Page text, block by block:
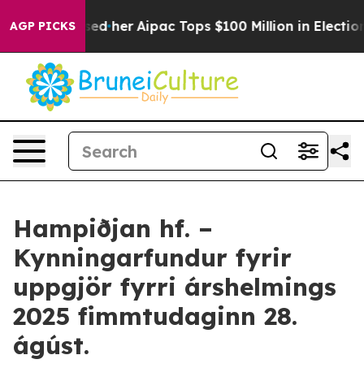
AGP PICKS
Surprised her Aipac Tops $100 Million in
Hampiðjan hf. –
Kynningarfundur fyrir
uppgjör fyrri árshelmings
2025 fimmtudaginn 28.
ágúst.